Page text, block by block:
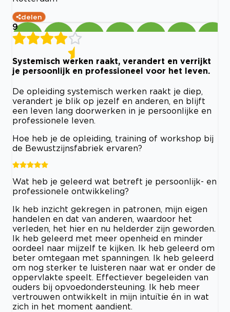
delen
9
Systemisch werken raakt, verandert en verrijkt
je persoonlijk en professioneel voor het leven.
De opleiding systemisch werken raakt je diep,
verandert je blik op jezelf en anderen, en blijft
een leven lang doorwerken in je persoonlijke en
professionele leven.
Hoe heb je de opleiding, training of workshop bij
de Bewustzijnsfabriek ervaren?
Wat heb je geleerd wat betreft je persoonlijk- en
professionele ontwikkeling?
Ik heb inzicht gekregen in patronen, mijn eigen
handelen en dat van anderen, waardoor het
verleden, het hier en nu helderder zijn geworden.
Ik heb geleerd met meer openheid en minder
oordeel naar mijzelf te kijken. Ik heb geleerd om
beter omtegaan met spanningen. Ik heb geleerd
om nog sterker te luisteren naar wat er onder de
oppervlakte speelt. Effectiever begeleiden van
ouders bij opvoedondersteuning. Ik heb meer
vertrouwen ontwikkelt in mijn intuïtie én in wat
zich in het moment aandient.